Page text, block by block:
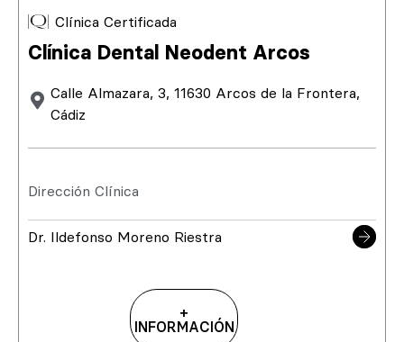
Clínica Certificada
Clínica Dental Neodent Arcos
Calle Almazara, 3, 11630 Arcos de la Frontera,
Cádiz
Dirección Clínica
Dr. Ildefonso Moreno Riestra
+
INFORMACIÓN